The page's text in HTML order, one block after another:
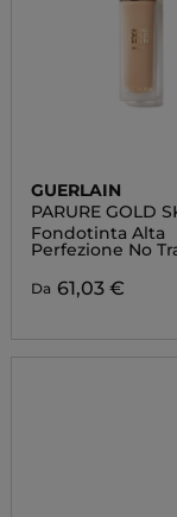
GUERLAIN
PARURE GOLD
MATTE
Fondotinta Alta
Perfezione No
Da 61,03 €